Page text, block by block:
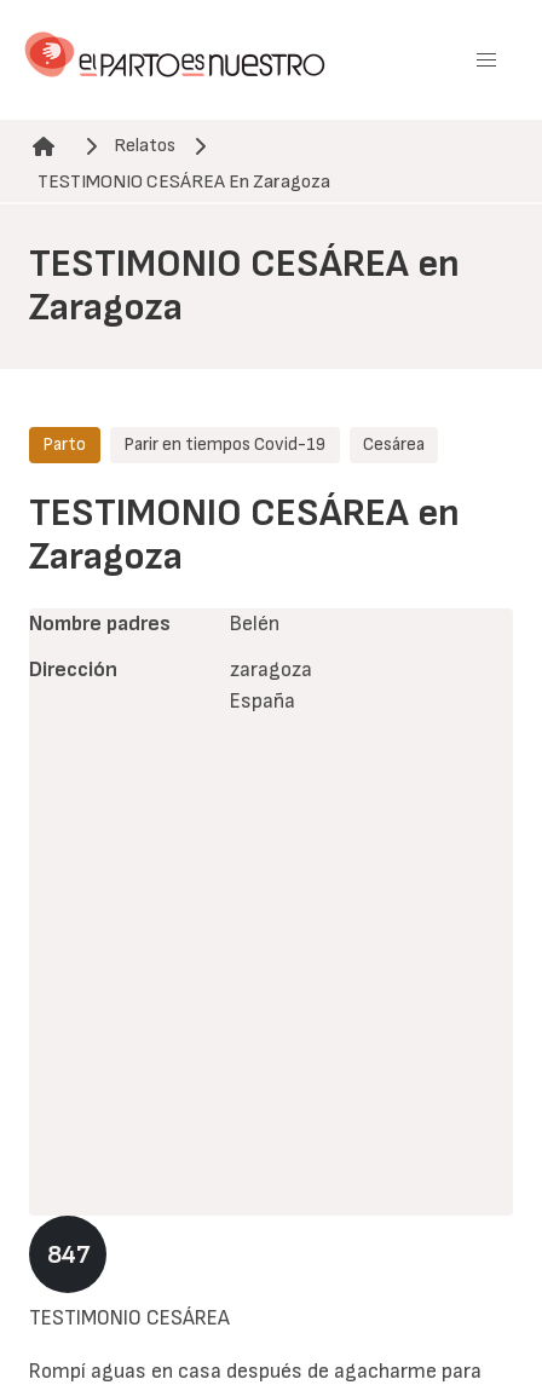
contenido
Ruta de navegación
Relatos
TESTIMONIO CESÁREA En Zaragoza
TESTIMONIO CESÁREA en
Zaragoza
847
TESTIMONIO CESÁREA en
Zaragoza
Parto Parir en tiempos Covid-19 Cesárea
TESTIMONIO CESÁREA
Rompí aguas en casa después de agacharme para
Nombre padres
Belén
Dirección
zaragoza
España